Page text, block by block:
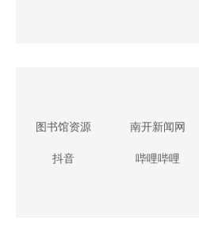
图书馆资源 南开新闻网
抖音 哔哩哔哩